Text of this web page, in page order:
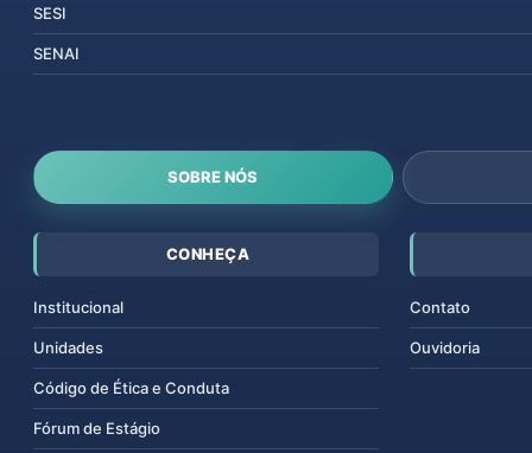
SESI
SENAI
SOBRE NÓS
CONHEÇA
Institucional
Unidades
Código de Ética e Conduta
Fórum de Estágio
Contato
Ouvidoria